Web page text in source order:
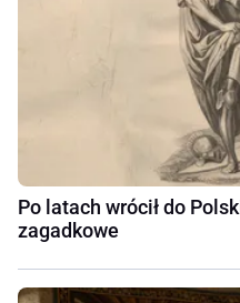
Po latach wrócił do
zagadkowe